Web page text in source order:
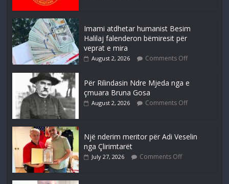
Imami atdhetar humanist Besim
Halilaj falenderon bëmiresit për
veprat e mira
August 2, 2026 Comments Off
Për Rilindasin Ndre Mjeda nga e
çmuara Bruna Gosa
August 2, 2026 Comments Off
Një nderim meritor për Adi Veselin
nga Çlirimtarët
July 27, 2026 Comments Off